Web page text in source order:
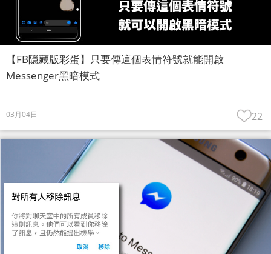
【FB隱藏版彩蛋】只要傳這個表情符號就能開啟
Messenger黑暗模式
03月04日 22